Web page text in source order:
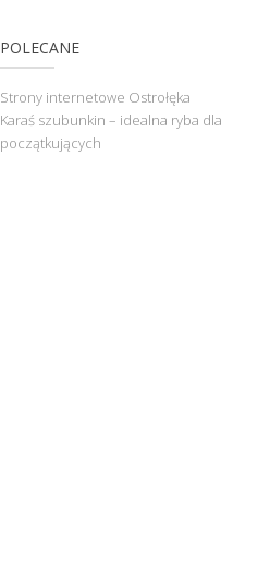
POLECANE
Strony internetowe Ostrołęka
Karaś szubunkin – idealna ryba dla
początkujących